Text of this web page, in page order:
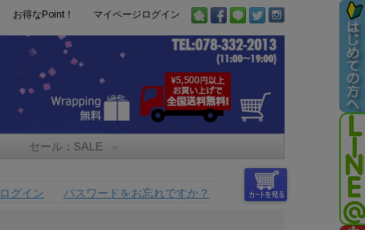
お得なPoint！ マイページログイン
セール：SALE
ログイン パスワードをお忘れですか？